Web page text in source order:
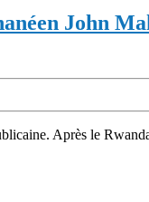
John
Après le